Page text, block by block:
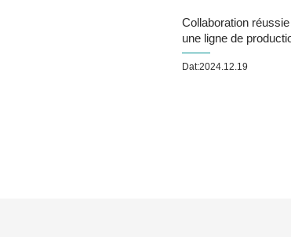
Collaboration
une ligne de
Dat:2024.12.19